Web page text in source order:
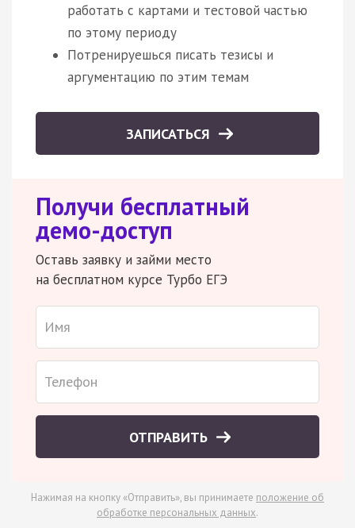
работать с картами и тестовой частью
по этому периоду
Потренируешься писать тезисы и
аргументацию по этим темам
ЗАПИСАТЬСЯ
Получи бесплатный
демо-доступ
Оставь заявку и займи место
на бесплатном курсе Турбо ЕГЭ
ОТПРАВИТЬ
Нажимая на кнопку «Отправить», вы принимаете положение об
обработке персональных данных.